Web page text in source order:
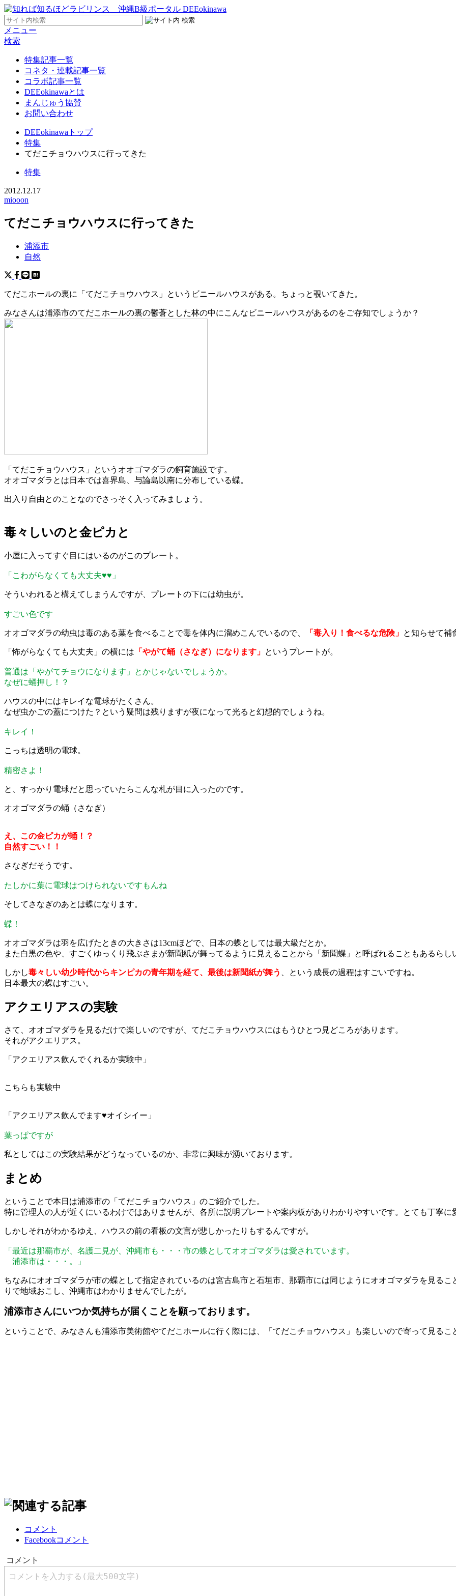
メニュー
検索
特集記事一覧
コネタ・連載記事一覧
コラボ記事一覧
DEEokinawaとは
まんじゅう協賛
お問い合わせ
DEEokinawaトップ
特集
てだこチョウハウスに行ってきた
特集
2012.12.17
miooon
てだこチョウハウスに行ってきた
浦添市
自然
てだこホールの裏に「てだこチョウハウス」というビニールハウスがある。ちょっと覗いてきた。
みなさんは浦添市のてだこホールの裏の鬱蒼とした林の中にこんなビニールハウスがあるのをご存知でしょうか？
「てだこチョウハウス」というオオゴマダラの飼育施設です。
オオゴマダラとは日本では喜界島、与論島以南に分布している蝶。
出入り自由とのことなのでさっそく入ってみましょう。
毒々しいのと金ピカと
小屋に入ってすぐ目にはいるのがこのプレート。
「こわがらなくても大丈夫♥♥」
そういわれると構えてしまうんですが、プレートの下には幼虫が。
すごい色です
オオゴマダラの幼虫は毒のある葉を食べることで毒を体内に溜めこんでいるので、 「毒入り！食べるな危険」 と知らせて補
「怖がらなくても大丈夫」の横には 「やがて蛹（さなぎ）になります」 というプレートが。
普通は「やがてチョウになります」とかじゃないでしょうか。
なぜに蛹押し！？
ハウスの中にはキレイな電球がたくさん。
なぜ虫かごの蓋につけた？という疑問は残りますが夜になって光ると幻想的でしょうね。
キレイ！
こっちは透明の電球。
精密さよ！
と、すっかり電球だと思っていたらこんな札が目に入ったのです。
オオゴマダラの蛹（さなぎ）
え、この金ピカが蛹！？
自然すごい！！
さなぎだそうです。
たしかに葉に電球はつけられないですもんね
そしてさなぎのあとは蝶になります。
蝶！
オオゴマダラは羽を広げたときの大きさは13cmほどで、日本の蝶としては最大級だとか。
また白黒の色や、すごくゆっくり飛ぶさまが新聞紙が舞ってるように見えることから「新聞蝶」と呼ばれることもあるらし
しかし毒々しい幼少時代からキンピカの青年期を経て、最後は新聞紙が舞う
、という成長の過程はすごいですね。
日本最大の蝶はすごい。
アクエリアスの実験
さて、オオゴマダラを見るだけで楽しいのですが、てだこチョウハウスにはもうひとつ見どころがあります。
それがアクエリアス。
「アクエリアス飲んでくれるか実験中」
こちらも実験中
「アクエリアス飲んでます♥オイシイー」
葉っぱですが
私としてはこの実験結果がどうなっているのか、非常に興味が湧いております。
まとめ
ということで本日は浦添市の「てだこチョウハウス」のご紹介でした。
特に管理人の人が近くにいるわけではありませんが、各所に説明プレートや案内板がありわかりやすいです。とても丁寧
しかしそれがわかるゆえ、ハウスの前の看板の文言が悲しかったりもするんですが。
「最近は那覇市が、名護二見が、沖縄市も・・・市の蝶としてオオゴマダラは愛されています。
浦添市は・・・。」
ちなみにオオゴマダラが市の蝶として指定されているのは宮古島市と石垣市、那覇市には同じようにオオゴマダラを見る
りで地域おこし、沖縄市はわかりませんでしたが。
浦添市さんにいつか気持ちが届くことを願っております。
ということで、みなさんも浦添市美術館やてだこホールに行く際には、「てだこチョウハウス」も楽しいので寄って見るこ
コメント
Facebookコメント